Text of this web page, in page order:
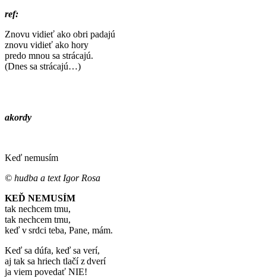
ref:
Znovu vidieť ako obri padajú
znovu vidieť ako hory
predo mnou sa strácajú.
(Dnes sa strácajú…)
akordy
Keď nemusím
© hudba a text Igor Rosa
KEĎ NEMUSÍM
tak nechcem tmu,
tak nechcem tmu,
keď v srdci teba, Pane, mám.
Keď sa dúfa, keď sa verí,
aj tak sa hriech tlačí z dverí
ja viem povedať NIE!